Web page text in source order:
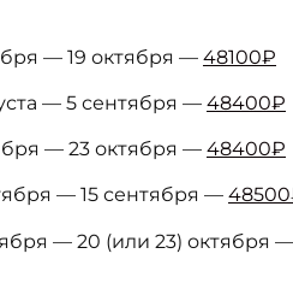
— 19 октября — 48100₽
— 5 сентября — 48400₽
— 23 октября — 48400₽
— 15 сентября —
— 20 (или 23) октября —